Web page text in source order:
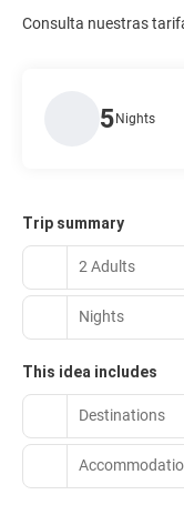
Consulta nuestras
5Nights
Trip summary
2 Adults
Nights
This idea includes
Destinations